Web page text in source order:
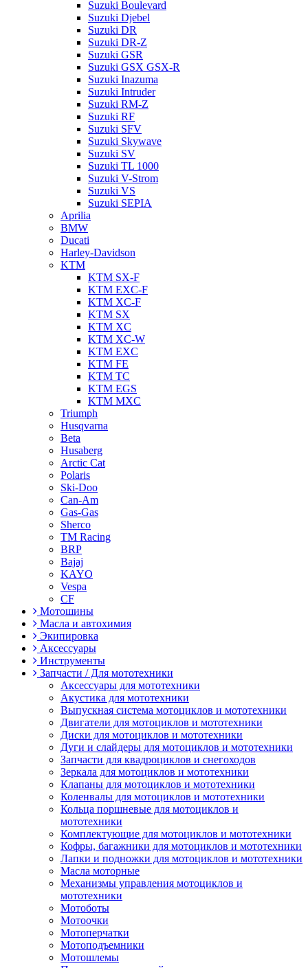
Suzuki Boulevard
Suzuki Djebel
Suzuki DR
Suzuki DR-Z
Suzuki GSR
Suzuki GSX GSX-R
Suzuki Inazuma
Suzuki Intruder
Suzuki RM-Z
Suzuki RF
Suzuki SFV
Suzuki Skywave
Suzuki SV
Suzuki TL 1000
Suzuki V-Strom
Suzuki VS
Suzuki SEPIA
Aprilia
BMW
Ducati
Harley-Davidson
KTM
KTM SX-F
KTM EXC-F
KTM XC-F
KTM SX
KTM XC
KTM XC-W
KTM EXC
KTM FE
KTM TC
KTM EGS
KTM MXC
Triumph
Husqvarna
Beta
Husaberg
Arctic Cat
Polaris
Ski-Doo
Can-Am
Gas-Gas
Sherco
TM Racing
BRP
Bajaj
KAYO
Vespa
CF
Мотошины
Масла и автохимия
Экипировка
Аксессуары
Инструменты
Запчасти / Для мототехники
Аксессуары для мототехники
Акустика для мототехники
Выпускная система мотоциклов и мототехники
Двигатели для мотоциклов и мототехники
Диски для мотоциклов и мототехники
Дуги и слайдеры для мотоциклов и мототехники
Запчасти для квадроциклов и снегоходов
Зеркала для мотоциклов и мототехники
Клапаны для мотоциклов и мототехники
Коленвалы для мотоциклов и мототехники
Кольца поршневые для мотоциклов и
мототехники
Комплектующие для мотоциклов и мототехники
Кофры, багажники для мотоциклов и мототехники
Лапки и подножки для мотоциклов и мототехники
Масла моторные
Механизмы управления мотоциклов и
мототехники
Мотоботы
Мотоочки
Мотоперчатки
Мотоподъемники
Мотошлемы